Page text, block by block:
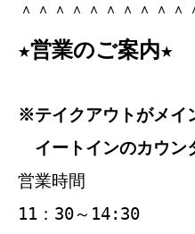
＾＾＾＾＾＾＾＾＾
★営業のご案内★
※テイクアウトがメイ
イートインのカウン
営業時間
11：30～14:30